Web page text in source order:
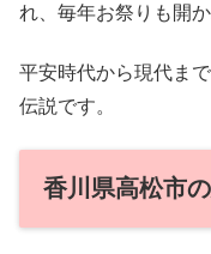
れ、毎年お祭りも開
平安時代から現代ま
伝説です。
香川県高松市